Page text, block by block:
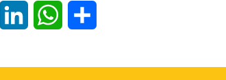
Email LinkedIn WhatsApp